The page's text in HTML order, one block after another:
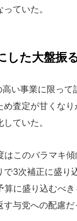
ていた。
した大盤振
い事業に限っ
査定が甘くな
ていた。
このバラマキ
3次補正に盛り
算に盛り込むべ
与党への配慮だ